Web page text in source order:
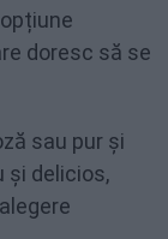
doresc să se
sau pur și
și delicios,